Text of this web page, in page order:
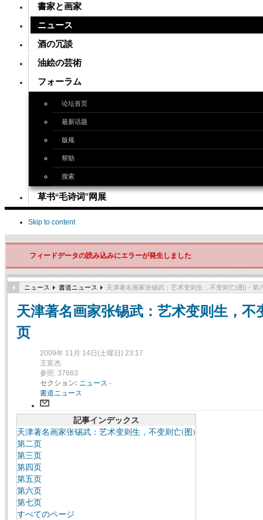
書家と画家
ニュース
酒の冗談
油絵の芸術
フォーラム
论坛首页
最新话题
版规
帮助
搜索
草书“毛诗词”网展
Skip to content
フィードデータの読み込みにエラーが発生しました
ニュース 書道ニュース 天津著名画家张锡武：艺术变则生，不变则亡(图) - 第
天津著名画家张锡武：艺术变则生，不
页
2009年 11月 14日(土曜日) 23:17
王富杰
参照: 37683
セクション: ニュース -
書道ニュース
記事インデックス
天津著名画家张锡武：艺术变则生，不变则亡(图)
第二页
第三页
第四页
第五页
第六页
第七页
すべてのページ